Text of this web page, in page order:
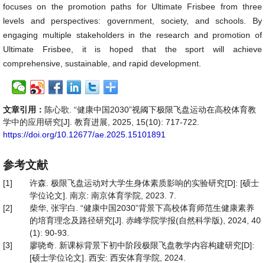
focuses on the promotion paths for Ultimate Frisbee from three
levels and perspectives: government, society, and schools. By
engaging multiple stakeholders in the research and promotion of
Ultimate Frisbee, it is hoped that the sport will achieve
comprehensive, sustainable, and rapid development.
文章引用： 陈心歌. “健康中国2030”视阈下极限飞盘运动在高校体育教
学中的应用研究[J]. 教育进展, 2025, 15(10): 717-722.
https://doi.org/10.12677/ae.2025.15101891
参考文献
[1]
许森. 极限飞盘运动对大学生身体素质影响的实验研究[D]: [硕士
学位论文]. 南京: 南京体育学院, 2023. 7.
[2]
柴华, 张宇白. “健康中国2030”背景下高校体育师范生健康素养
的培育理念及路径研究[J]. 赤峰学院学报(自然科学版), 2024, 40
(1): 90-93.
[3]
廖哓奇. 新课标背景下初中阶段极限飞盘教学内容构建研究[D]:
[硕士学位论文]. 西安: 西安体育学院, 2024.